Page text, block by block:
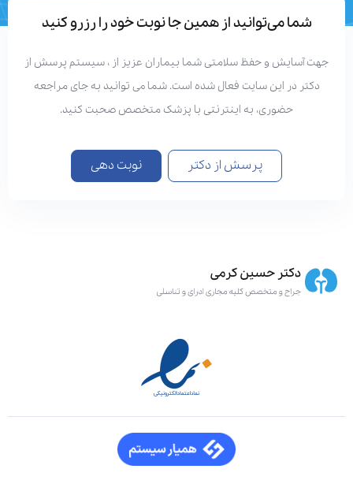
شما می‌توانید از همین جا نوبت خود را رزرو کنید
آسایش و حفظ سلامتی شما بیماران عزیز از ، سیستم پرسش از
دکتر در این سایت فعال شده است. شما می توانید به جای مراجعه
حضوری، به اینترنتی با پزشک متخصص صحبت کنید.
پرسش از دکتر نوبت دهی